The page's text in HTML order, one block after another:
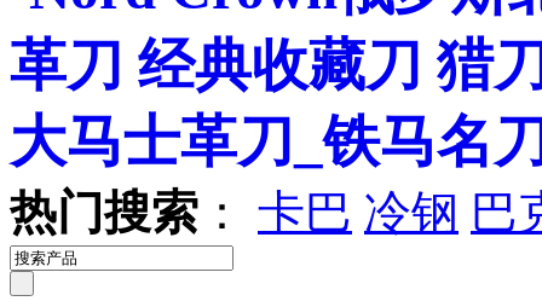
热门搜索 ： 卡巴 冷钢 巴